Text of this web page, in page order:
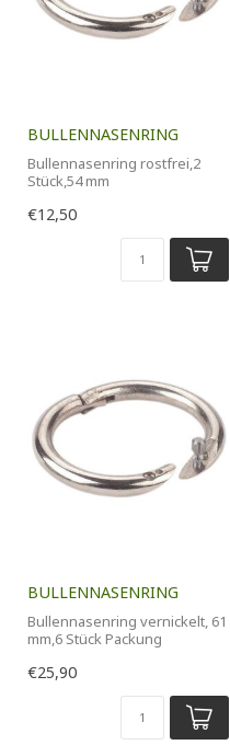
BULLENNASENRING
Bullennasenring rostfrei,2
Stück,54 mm
€12,50
BULLENNASENRING
Bullennasenring vernickelt, 61
mm,6 Stück Packung
€25,90